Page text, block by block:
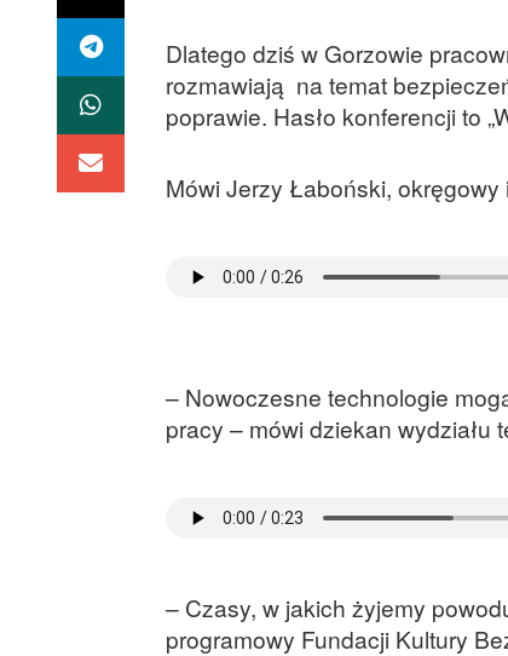
Dlatego dziś w Gorzowie
rozmawiają na temat
poprawie. Hasło konferencji to
Mówi Jerzy Łaboński, okręgowy
– Nowoczesne technologie
pracy – mówi dziekan wydziału
– Czasy, w jakich żyjemy
programowy Fundacji Kultury